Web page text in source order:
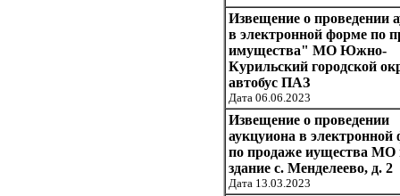
Извещение о проведении
в электронной форме по
имущества" МО Южно-
Курильский городской
автобус ПАЗ
Дата 06.06.2023
Извещение о проведении
аукцуиона в электронной
по продаже иущества МО
здание с. Менделеево, д. 2
Дата 13.03.2023